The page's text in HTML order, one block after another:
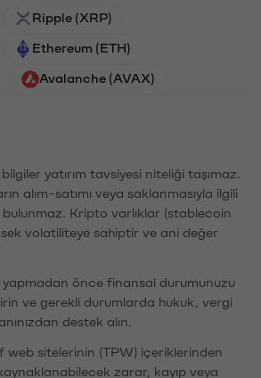
Ripple (XRP)
Ethereum (ETH)
Avalanche (AVAX)
yatırım tavsiyesi niteliği taşımaz.
alım-satımı veya saklanmasıyla ilgili
Kripto varlıklar (stablecoin
volatiliteye sahiptir ve ani değer
yapmadan önce finansal durumunuzu
ve gerekli durumlarda hukuk, vergi
destek alın.
sitelerinin (TPW) içeriklerinden
zarar, kayıp veya